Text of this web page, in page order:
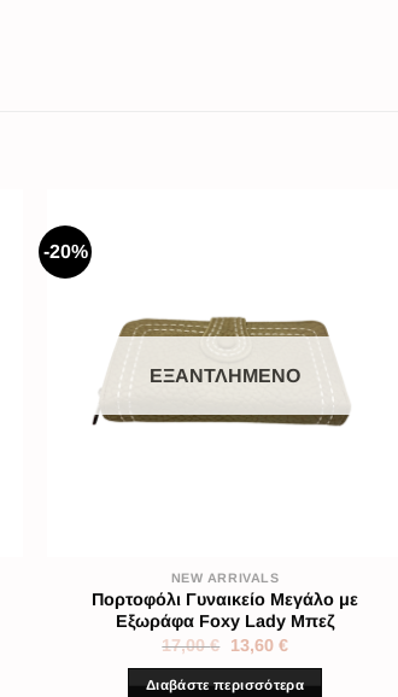
-20%
ΕΞΑΝΤΛΗΜΈΝΟ
NEW ARRIVALS
Πορτοφόλι Γυναικείο Μεγάλο με
Εξωράφα Foxy Lady Μπεζ
17,00€ 13,60 €
Διαβάστε περισσότερα